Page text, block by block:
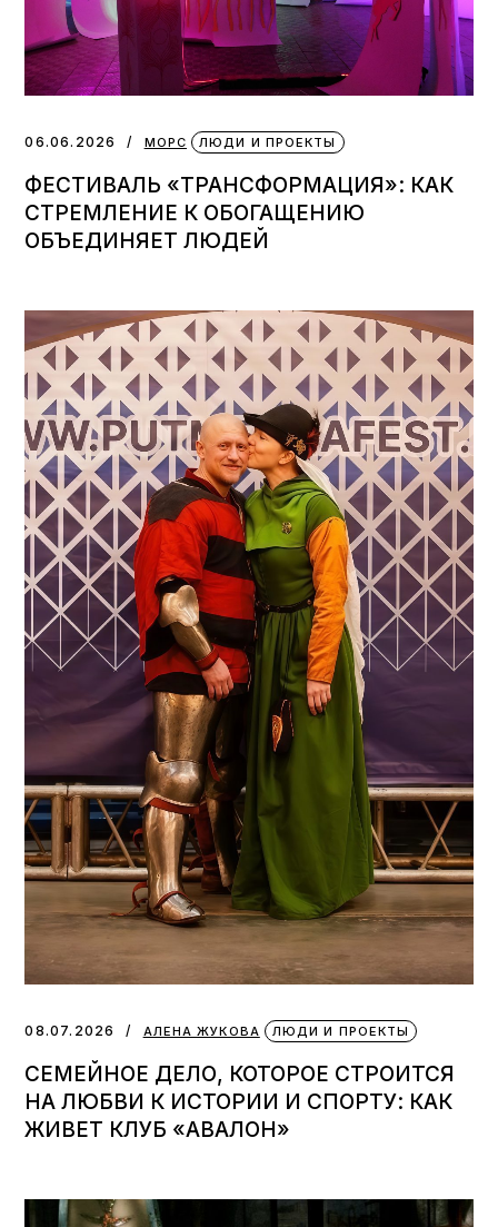
06.06.2026 МОРС ЛЮДИ И ПРОЕКТЫ
ФЕСТИВАЛЬ «ТРАНСФОРМАЦИЯ»: КАК
СТРЕМЛЕНИЕ К ОБОГАЩЕНИЮ
ОБЪЕДИНЯЕТ ЛЮДЕЙ
08.07.2026 АЛЕНА ЖУКОВА ЛЮДИ И ПРОЕКТЫ
СЕМЕЙНОЕ ДЕЛО, КОТОРОЕ СТРОИТСЯ
НА ЛЮБВИ К ИСТОРИИ И СПОРТУ: КАК
ЖИВЕТ КЛУБ «АВАЛОН»